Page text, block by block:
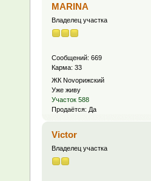
MARINA
Владелец участка
Сообщений: 669
Карма: 33
ЖК Novoрижский
Уже живу
Участок 588
Продаётся: Да
Victor
Владелец участка